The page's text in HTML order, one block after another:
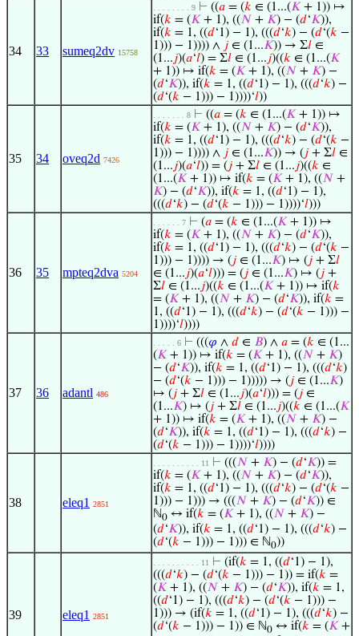
34 33 sumeq2dv 15758
. . . . . . . . 9 ⊢ ((𝑎 = (𝑘 ∈ (1...(𝐾 + 1)) ↦
if(𝑘 = (𝐾 + 1), ((𝑁 + 𝐾) − (𝑑‘𝐾)),
if(𝑘 = 1, ((𝑑‘1) − 1), (((𝑑‘𝑘) − (𝑑‘(𝑘 −
1))) − 1)))) ∧ 𝑗 ∈ (1...𝐾)) → Σ𝑙 ∈
(1...𝑗)(𝑎‘𝑙) = Σ𝑙 ∈ (1...𝑗)((𝑘 ∈ (1...(𝐾
+ 1)) ↦ if(𝑘 = (𝐾 + 1), ((𝑁 + 𝐾) −
(𝑑‘𝐾)), if(𝑘 = 1, ((𝑑‘1) − 1), (((𝑑‘𝑘) −
(𝑑‘(𝑘 − 1))) − 1))))‘𝑙))
35 34 oveq2d 7426
. . . . . . . 8 ⊢ ((𝑎 = (𝑘 ∈ (1...(𝐾 + 1)) ↦
if(𝑘 = (𝐾 + 1), ((𝑁 + 𝐾) − (𝑑‘𝐾)),
if(𝑘 = 1, ((𝑑‘1) − 1), (((𝑑‘𝑘) − (𝑑‘(𝑘 −
1))) − 1)))) ∧ 𝑗 ∈ (1...𝐾)) → (𝑗 + Σ𝑙 ∈
(1...𝑗)(𝑎‘𝑙)) = (𝑗 + Σ𝑙 ∈ (1...𝑗)((𝑘 ∈
(1...(𝐾 + 1)) ↦ if(𝑘 = (𝐾 + 1), ((𝑁 +
𝐾) − (𝑑‘𝐾)), if(𝑘 = 1, ((𝑑‘1) − 1),
(((𝑑‘𝑘) − (𝑑‘(𝑘 − 1))) − 1))))‘𝑙)))
36 35 mpteq2dva 5204
. . . . . . 7 ⊢ (𝑎 = (𝑘 ∈ (1...(𝐾 + 1)) ↦
if(𝑘 = (𝐾 + 1), ((𝑁 + 𝐾) − (𝑑‘𝐾)),
if(𝑘 = 1, ((𝑑‘1) − 1), (((𝑑‘𝑘) − (𝑑‘(𝑘 −
1))) − 1)))) → (𝑗 ∈ (1...𝐾) ↦ (𝑗 + Σ𝑙
∈ (1...𝑗)(𝑎‘𝑙))) = (𝑗 ∈ (1...𝐾) ↦ (𝑗 +
Σ𝑙 ∈ (1...𝑗)((𝑘 ∈ (1...(𝐾 + 1)) ↦ if(𝑘
= (𝐾 + 1), ((𝑁 + 𝐾) − (𝑑‘𝐾)), if(𝑘 =
1, ((𝑑‘1) − 1), (((𝑑‘𝑘) − (𝑑‘(𝑘 − 1))) −
1))))‘𝑙))))
37 36 adantl 486
. . . . . 6 ⊢ (((𝜑 ∧ 𝑑 ∈ 𝐵) ∧ 𝑎 = (𝑘 ∈ (1...
(𝐾 + 1)) ↦ if(𝑘 = (𝐾 + 1), ((𝑁 + 𝐾)
− (𝑑‘𝐾)), if(𝑘 = 1, ((𝑑‘1) − 1), (((𝑑‘𝑘)
− (𝑑‘(𝑘 − 1))) − 1))))) → (𝑗 ∈ (1...𝐾)
↦ (𝑗 + Σ𝑙 ∈ (1...𝑗)(𝑎‘𝑙))) = (𝑗 ∈
(1...𝐾) ↦ (𝑗 + Σ𝑙 ∈ (1...𝑗)((𝑘 ∈ (1...(𝐾
+ 1)) ↦ if(𝑘 = (𝐾 + 1), ((𝑁 + 𝐾) −
(𝑑‘𝐾)), if(𝑘 = 1, ((𝑑‘1) − 1), (((𝑑‘𝑘) −
(𝑑‘(𝑘 − 1))) − 1))))‘𝑙))))
38 eleq1 2851
. . . . . . . . . . 11 ⊢ (((𝑁 + 𝐾) − (𝑑‘𝐾)) =
if(𝑘 = (𝐾 + 1), ((𝑁 + 𝐾) − (𝑑‘𝐾)),
if(𝑘 = 1, ((𝑑‘1) − 1), (((𝑑‘𝑘) − (𝑑‘(𝑘 −
1))) − 1))) → (((𝑁 + 𝐾) − (𝑑‘𝐾)) ∈
ℕ0 ↔ if(𝑘 = (𝐾 + 1), ((𝑁 + 𝐾) −
(𝑑‘𝐾)), if(𝑘 = 1, ((𝑑‘1) − 1), (((𝑑‘𝑘) −
(𝑑‘(𝑘 − 1))) − 1))) ∈ ℕ0))
39 eleq1 2851
. . . . . . . . . . 11 ⊢ (if(𝑘 = 1, ((𝑑‘1) − 1),
(((𝑑‘𝑘) − (𝑑‘(𝑘 − 1))) − 1)) = if(𝑘 =
(𝐾 + 1), ((𝑁 + 𝐾) − (𝑑‘𝐾)), if(𝑘 = 1,
((𝑑‘1) − 1), (((𝑑‘𝑘) − (𝑑‘(𝑘 − 1))) −
1))) → (if(𝑘 = 1, ((𝑑‘1) − 1), (((𝑑‘𝑘) −
(𝑑‘(𝑘 − 1))) − 1)) ∈ ℕ0 ↔ if(𝑘 = (𝐾 +